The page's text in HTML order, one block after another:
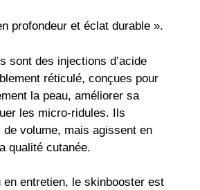
profondeur et éclat durable ».
sont des injections d’acide
réticulé, conçues pour
la peau, améliorer sa
les micro-ridules. Ils
de volume, mais agissent en
qualité cutanée.
en entretien, le skinbooster est